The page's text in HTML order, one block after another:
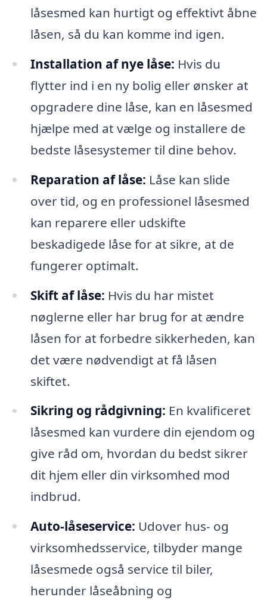
låsesmed kan hurtigt og effektivt åbne
låsen, så du kan komme ind igen.
Installation af nye låse: Hvis du
flytter ind i en ny bolig eller ønsker at
opgradere dine låse, kan en låsesmed
hjælpe med at vælge og installere de
bedste låsesystemer til dine behov.
Reparation af låse: Låse kan slide
over tid, og en professionel låsesmed
kan reparere eller udskifte
beskadigede låse for at sikre, at de
fungerer optimalt.
Skift af låse: Hvis du har mistet
nøglerne eller har brug for at ændre
låsen for at forbedre sikkerheden, kan
det være nødvendigt at få låsen
skiftet.
Sikring og rådgivning: En kvalificeret
låsesmed kan vurdere din ejendom og
give råd om, hvordan du bedst sikrer
dit hjem eller din virksomhed mod
indbrud.
Auto-låseservice: Udover hus- og
virksomhedsservice, tilbyder mange
låsesmede også service til biler,
herunder låseåbning og